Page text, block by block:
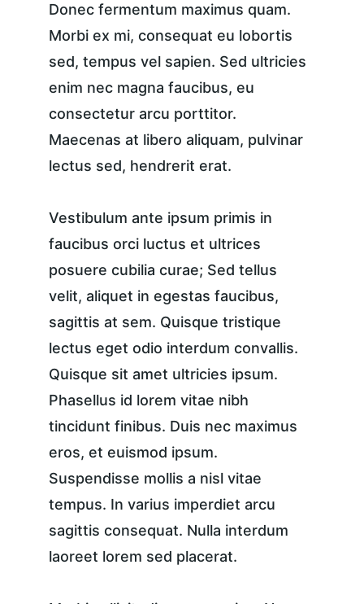
Donec fermentum maximus quam.
Morbi ex mi, consequat eu lobortis
sed, tempus vel sapien. Sed ultricies
enim nec magna faucibus, eu
consectetur arcu porttitor.
Maecenas at libero aliquam, pulvinar
lectus sed, hendrerit erat.
Vestibulum ante ipsum primis in
faucibus orci luctus et ultrices
posuere cubilia curae; Sed tellus
velit, aliquet in egestas faucibus,
sagittis at sem. Quisque tristique
lectus eget odio interdum convallis.
Quisque sit amet ultricies ipsum.
Phasellus id lorem vitae nibh
tincidunt finibus. Duis nec maximus
eros, et euismod ipsum.
Suspendisse mollis a nisl vitae
tempus. In varius imperdiet arcu
sagittis consequat. Nulla interdum
laoreet lorem sed placerat.